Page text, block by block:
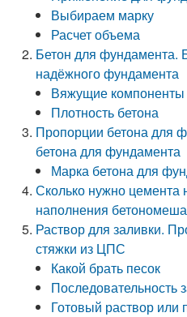
Выбираем марку
Расчет объема
Бетон для фундамента.
надёжного фундамента
Вяжущие компоненты
Плотность бетона
Пропорции бетона для
бетона для фундамента
Марка бетона для
Сколько нужно цемента
наполнения
Раствор для заливки.
стяжки из ЦПС
Какой брать песок
Последовательность
Готовый раствор или